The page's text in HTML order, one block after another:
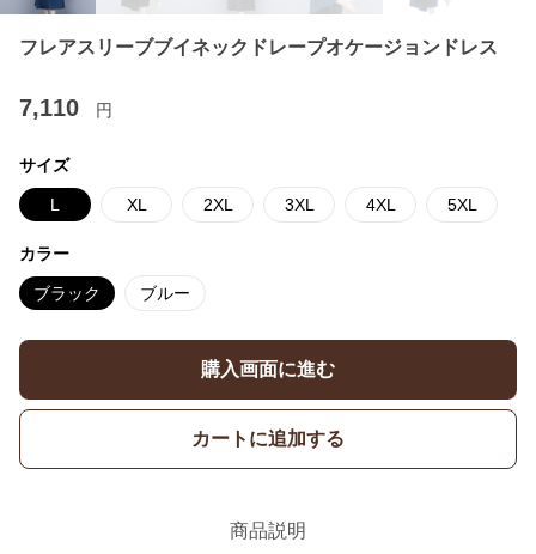
フレアスリーブブイネックドレープオケージョンドレス
7,110 円
サイズ
L XL 2XL 3XL 4XL 5XL
カラー
ブラック ブルー
購入画面に進む
カートに追加する
商品説明